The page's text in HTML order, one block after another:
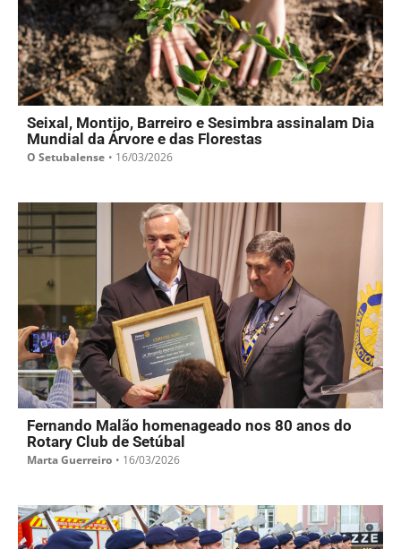
Seixal, Montijo, Barreiro e Sesimbra assinalam Dia
Mundial da Árvore e das Florestas
O Setubalense • 16/03/2026
Fernando Malão homenageado nos 80 anos do
Rotary Club de Setúbal
Marta Guerreiro • 16/03/2026